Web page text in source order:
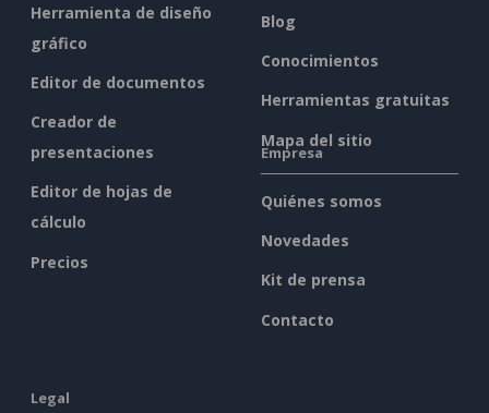
Herramienta de diseño
gráfico
Editor de documentos
Creador de
presentaciones
Editor de hojas de
cálculo
Precios
Blog
Conocimientos
Herramientas gratuitas
Mapa del sitio
Empresa
Quiénes somos
Novedades
Kit de prensa
Contacto
Legal